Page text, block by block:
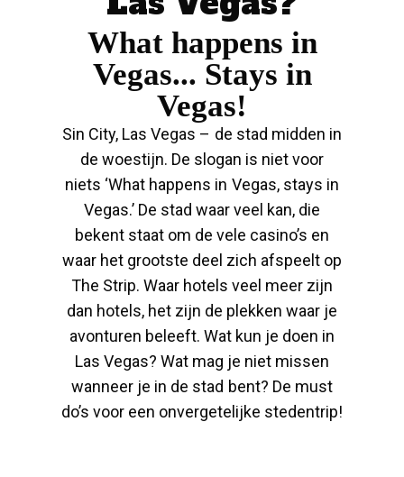
What happens in
Vegas... Stays in
Vegas!
Sin City, Las Vegas – de stad midden in
de woestijn. De slogan is niet voor
niets ‘What happens in Vegas, stays in
Vegas.’ De stad waar veel kan, die
bekent staat om de vele casino’s en
waar het grootste deel zich afspeelt op
The Strip. Waar hotels veel meer zijn
dan hotels, het zijn de plekken waar je
avonturen beleeft. Wat kun je doen in
Las Vegas? Wat mag je niet missen
wanneer je in de stad bent? De must
do’s voor een onvergetelijke stedentrip!